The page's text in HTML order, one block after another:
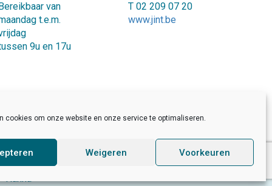
cookies om onze website en onze service te optimaliseren.
Weigeren Voorkeuren
van
t.e.m.
9u en 17u
T 02 209 07 20
www.jint.be
Developed by Sinergio